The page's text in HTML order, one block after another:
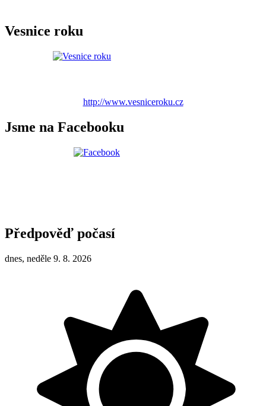
Vesnice roku
http://www.vesniceroku.cz
Jsme na Facebooku
Předpověď počasí
dnes, neděle 9. 8. 2026